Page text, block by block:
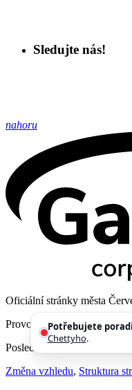
Sledujte nás!
nahoru
Oficiální stránky města
ProvozovatelGalileo
Poslední aktualizace: 6. 8.
Změna vzhledu, Struktura
Potřebujete
Chettyho.